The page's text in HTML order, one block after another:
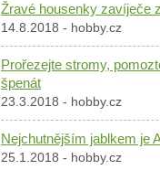
Žravé housenky zavíječe
14.8.2018 - hobby.cz
Prořezejte stromy,
špenát
23.3.2018 - hobby.cz
Nejchutnějším jablkem je
25.1.2018 - hobby.cz